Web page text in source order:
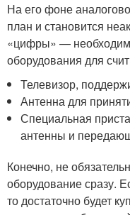
На его фоне
план и становится
«цифры» —
оборудования для
Телевизор,
Антенна для
Специальная
антенны и
Конечно, не
оборудование сразу.
то достаточно будет